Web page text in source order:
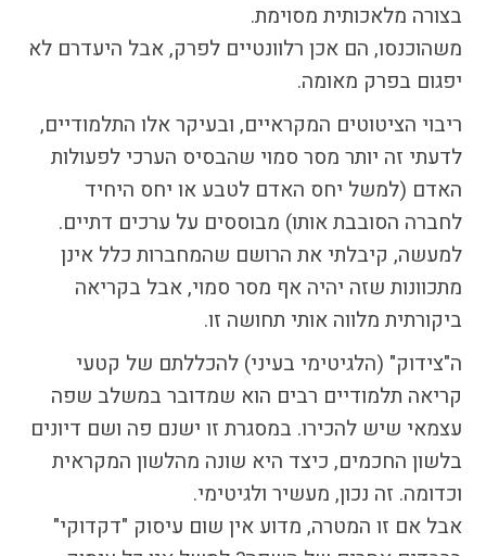
כל הכתבות
הרשמה לעדכונים
מן התקשורת
הבחירות לרשויות
המקומיות
הכשרת הורים
לאקטיביזם בחינוך
התארגנויות הורים –
משמר הורים וקהילות
חינוך חילוניות יישוביות
עבודה עם מורים
העמותה
בצורה מלאכותית מסוימת.
משהוכנסו, הם אכן רלוונטיים לפרק, אבל היעדרם לא
יפגום בפרק מאומה.
ריבוי הציטוטים המקראיים, ובעיקר אלו התלמודיים,
לדעתי זה יותר מסר סמוי שהבסיס הערכי לפעולות
האדם (למשל יחס האדם לטבע או יחס היחיד
לחברה הסובבת אותו) מבוססים על ערכים דתיים.
למעשה, קיבלתי את הרושם שהמחברות כלל אינן
מתכוונות שזה יהיה אף מסר סמוי, אבל בקריאה
ביקורתית מלווה אותי תחושה זו.
ה"צידוק" (הלגיטימי בעיני) להכללתם של קטעי
קריאה תלמודיים רבים הוא שמדובר במשלב שפה
עצמאי שיש להכירו. במסגרת זו ישנם פה ושם דיונים
בלשון החכמים, כיצד היא שונה מהלשון המקראית
וכדומה. זה נכון, מעשיר ולגיטימי.
אבל אם זו המטרה, מדוע אין שום עיסוק "דקדוקי"